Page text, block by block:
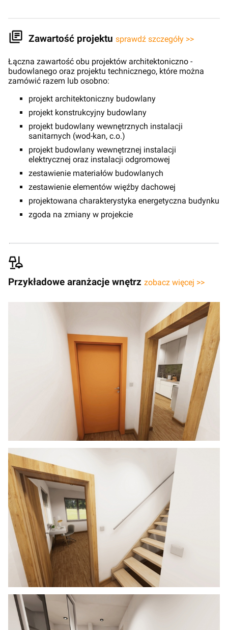
Zawartość projektu sprawdź szczegóły >>
Łączna zawartość obu projektów architektoniczno -
budowlanego oraz projektu technicznego, które można
zamówić razem lub osobno:
projekt architektoniczny budowlany
projekt konstrukcyjny budowlany
projekt budowlany wewnętrznych instalacji
sanitarnych (wod-kan, c.o.)
projekt budowlany wewnętrznej instalacji
elektrycznej oraz instalacji odgromowej
zestawienie materiałów budowlanych
zestawienie elementów więźby dachowej
projektowana charakterystyka energetyczna budynku
zgoda na zmiany w projekcie
Przykładowe aranżacje wnętrz zobacz więcej >>